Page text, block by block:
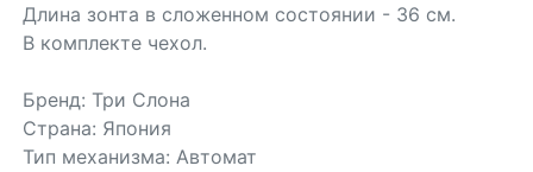
Длина зонта в сложенном состоянии - 36 см.
В комплекте чехол.
Бренд: Три Слона
Страна: Япония
Тип механизма: Автомат